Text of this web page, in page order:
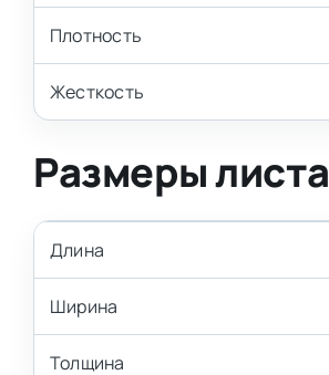
Плотность
Жесткость
Размеры листа
Длина
Ширина
Толщина